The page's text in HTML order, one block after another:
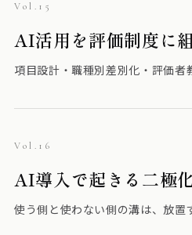
Vol.15
AI活用を評価制度に
項目設計・職種別差別化・評価
Vol.16
AI導入で起きる二極
使う側と使わない側の溝は、放